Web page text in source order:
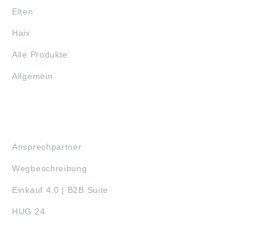
Elten
Haix
Alle Produkte
Allgemein
Ansprechpartner
Wegbeschreibung
Einkauf 4.0 | B2B Suite
HUG 24